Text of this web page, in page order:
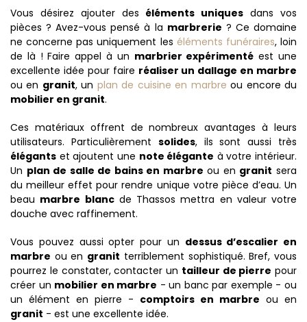
Vous désirez ajouter des éléments uniques dans vos
pièces ? Avez-vous pensé à la marbrerie ? Ce domaine
ne concerne pas uniquement les éléments funéraires, loin
de là ! Faire appel à un marbrier expérimenté est une
excellente idée pour faire réaliser un dallage en marbre
ou en granit, un plan de cuisine en marbre ou encore du
mobilier en granit.
Ces matériaux offrent de nombreux avantages à leurs
utilisateurs. Particulièrement solides, ils sont aussi très
élégants et ajoutent une note élégante à votre intérieur.
Un plan de salle de bains en marbre ou en granit sera
du meilleur effet pour rendre unique votre pièce d’eau. Un
beau marbre blancde Thassos mettra en valeur votre
douche avec raffinement.
Vous pouvez aussi opter pour un dessus d’escalier en
marbre ou en granit terriblement sophistiqué. Bref, vous
pourrez le constater, contacter un tailleur de pierre pour
créer un mobilier en marbre - un banc par exemple - ou
un élément en pierre - comptoirs en marbre ou en
granit - est une excellente idée.